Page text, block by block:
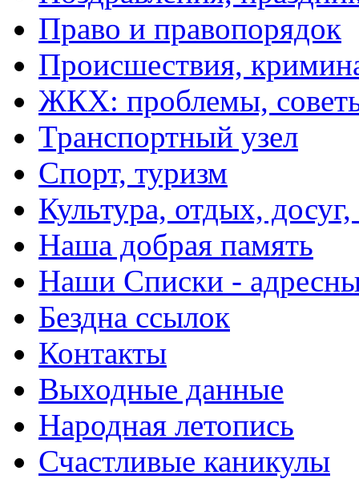
Право и правопорядок
Происшествия,
ЖКХ: проблемы,
Транспортный узел
Спорт, туризм
Культура, отдых,
Наша добрая память
Наши Списки -
Бездна ссылок
Контакты
Выходные данные
Народная летопись
Счастливые каникулы